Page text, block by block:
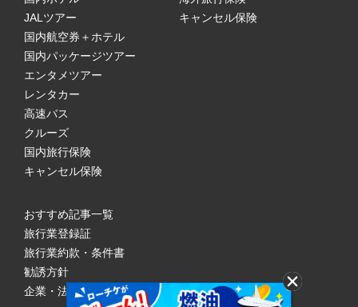
JALツアー
国内航空券＋ホテル
国内パッケージツアー
エンタメツアー
レンタカー
高速バス
クルーズ
国内旅行保険
キャンセル保険
キャンセル保険
おすすめ記事一覧
旅行業登録証
旅行業約款・条件書
勧誘方針
企業・法人のみなさまへ